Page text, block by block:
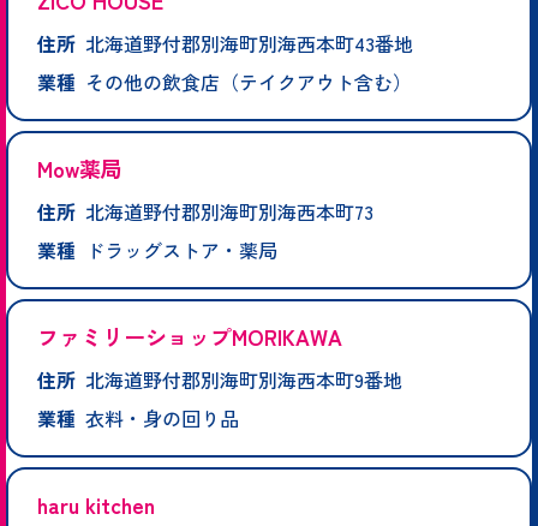
住所 北海道野付郡別海町別海西本町43番地
業種 その他の飲食店（テイクアウト含む）
Mow薬局
住所 北海道野付郡別海町別海西本町73
業種
ドラッグストア・薬局
ファミリーショップMORIKAWA
住所 北海道野付郡別海町別海西本町9番地
業種 衣料・身の回り品
haru kitchen